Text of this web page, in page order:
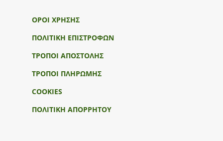
ΟΡΟΙ ΧΡΗΣΗΣ
ΠΟΛΙΤΙΚΗ ΕΠΙΣΤΡΟΦΩΝ
ΤΡΟΠΟΙ ΑΠΟΣΤΟΛΗΣ
ΤΡΟΠΟΙ ΠΛΗΡΩΜΗΣ
COOKIES
ΠΟΛΙΤΙΚΗ ΑΠΟΡΡΗΤΟΥ